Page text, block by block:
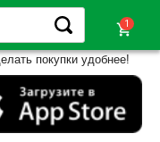
shopping_cart
покупки удобнее!